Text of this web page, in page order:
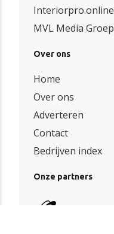
Interiorpro.online
MVL Media Groep
Over ons
Home
Over ons
Adverteren
Contact
Bedrijven index
Onze partners